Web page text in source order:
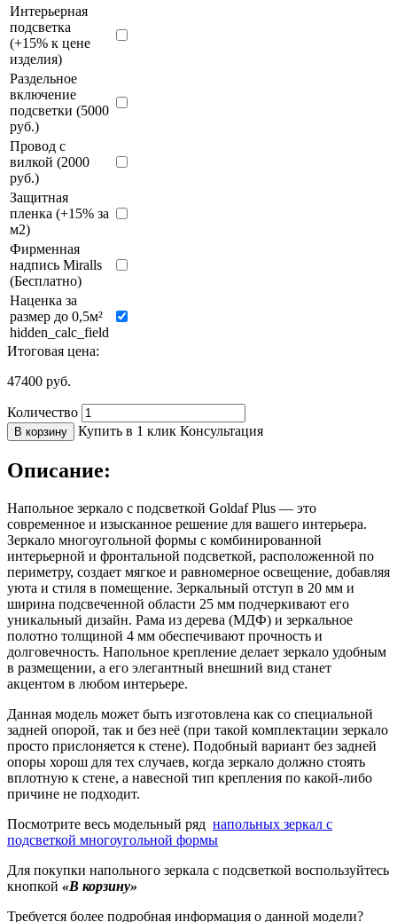
Интерьерная
подсветка
(+15% к цене
изделия)
Раздельное
включение
подсветки (5000
руб.)
Провод с
вилкой (2000
руб.)
Защитная
пленка (+15% за
м2)
Фирменная
надпись Miralls
(Бесплатно)
Наценка за
размер до 0,5м²
hidden_calc_field
Итоговая цена:
47400 руб.
Количество
В корзину Купить в 1 клик Консультация
Описание:
Напольное зеркало с подсветкой Goldaf Plus — это
современное и изысканное решение для вашего интерьера.
Зеркало многоугольной формы с комбинированной
интерьерной и фронтальной подсветкой, расположенной по
периметру, создает мягкое и равномерное освещение, добавляя
уюта и стиля в помещение. Зеркальный отступ в 20 мм и
ширина подсвеченной области 25 мм подчеркивают его
уникальный дизайн. Рама из дерева (МДФ) и зеркальное
полотно толщиной 4 мм обеспечивают прочность и
долговечность. Напольное крепление делает зеркало удобным
в размещении, а его элегантный внешний вид станет
акцентом в любом интерьере.
Данная модель может быть изготовлена как со специальной
задней опорой, так и без неё (при такой комплектации зеркало
просто прислоняется к стене). Подобный вариант без задней
опоры хорош для тех случаев, когда зеркало должно стоять
вплотную к стене, а навесной тип крепления по какой-либо
причине не подходит.
Посмотрите весь модельный ряд напольных зеркал с
подсветкой многоугольной формы
Для покупки напольного зеркала с подсветкой воспользуйтесь
кнопкой «В корзину»
Требуется более подробная информация о данной модели?